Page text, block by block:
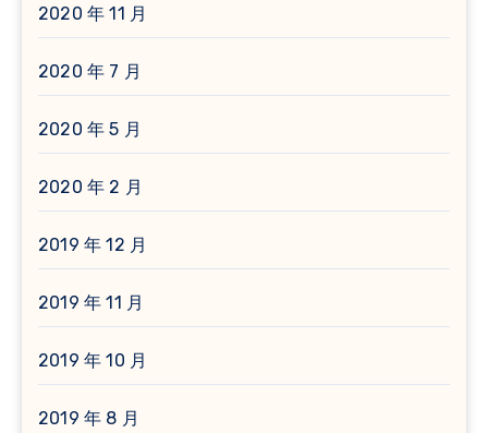
2020 年 11 月
2020 年 7 月
2020 年 5 月
2020 年 2 月
2019 年 12 月
2019 年 11 月
2019 年 10 月
2019 年 8 月